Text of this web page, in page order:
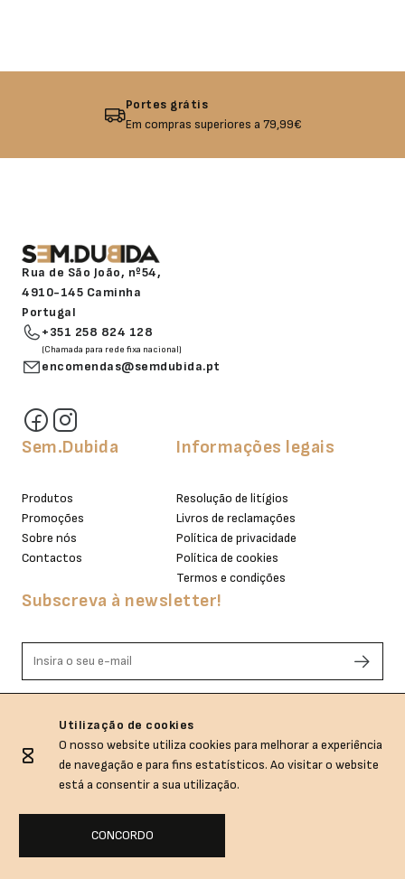
Não gostou? Troque o seu
Rua de São João, nº54,
4910-145 Caminha
Portugal
+351 258 824 128
(Chamada para rede fixa nacional)
encomendas@semdubida.pt
Sem.Dubida
Produtos
Promoções
Sobre nós
Contactos
Informações legais
Resolução de litígios
Livros de reclamações
Política de privacidade
Política de cookies
Termos e condições
Subscreva à newsletter!
Sem.Dubida © All rights reserved.
Empowered with
bywebincode.com
Utilização de cookies
O nosso website utiliza cookies para melhorar a experiência
de navegação e para fins estatísticos. Ao visitar o website
está a consentir a sua utilização.
CONCORDO